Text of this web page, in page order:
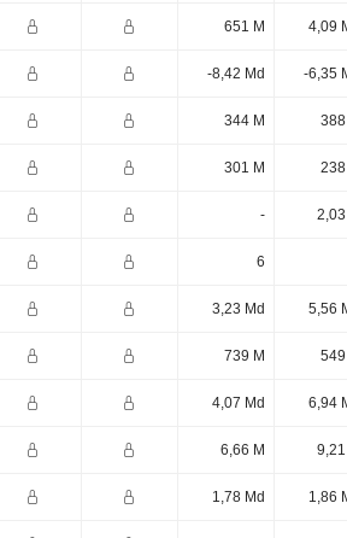
651 M 4,09
-8,42 Md -6,35
344 M 388
301 M 238
- 2,03
6
3,23 Md 5,56
739 M 549
4,07 Md 6,94
6,66 M 9,21
1,78 Md 1,86